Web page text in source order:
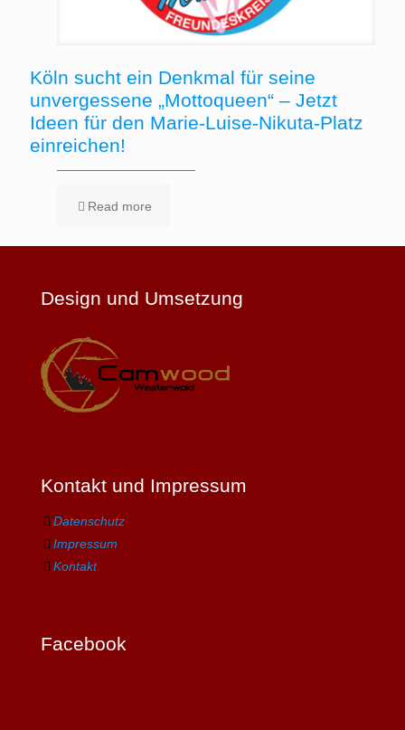
Köln sucht ein Denkmal für seine
unvergessene „Mottoqueen“ – Jetzt
Ideen für den Marie-Luise-Nikuta-Platz
einreichen!
Read more
Design und Umsetzung
Kontakt und Impressum
Datenschutz
Impressum
Kontakt
Facebook